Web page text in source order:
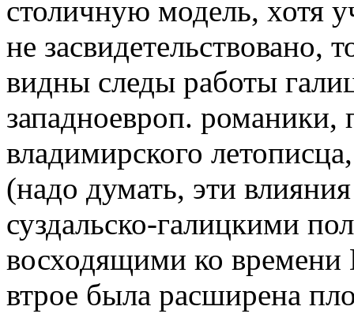
столичную модель, хотя
не засвидетельствовано,
видны следы работы
западноевроп.
владимирского
(надо думать, эти
суздальско-галицкими
восходящими ко
втрое была расширена